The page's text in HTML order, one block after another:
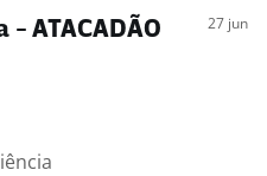
- ATACADÃO
27 jun